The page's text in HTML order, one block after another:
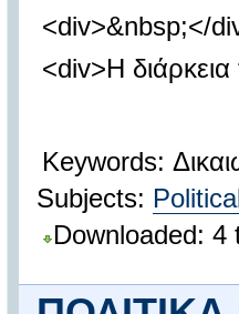
<div>&nbsp;</
<div>Η
Keywords:
Subjects:
Downloaded: 4